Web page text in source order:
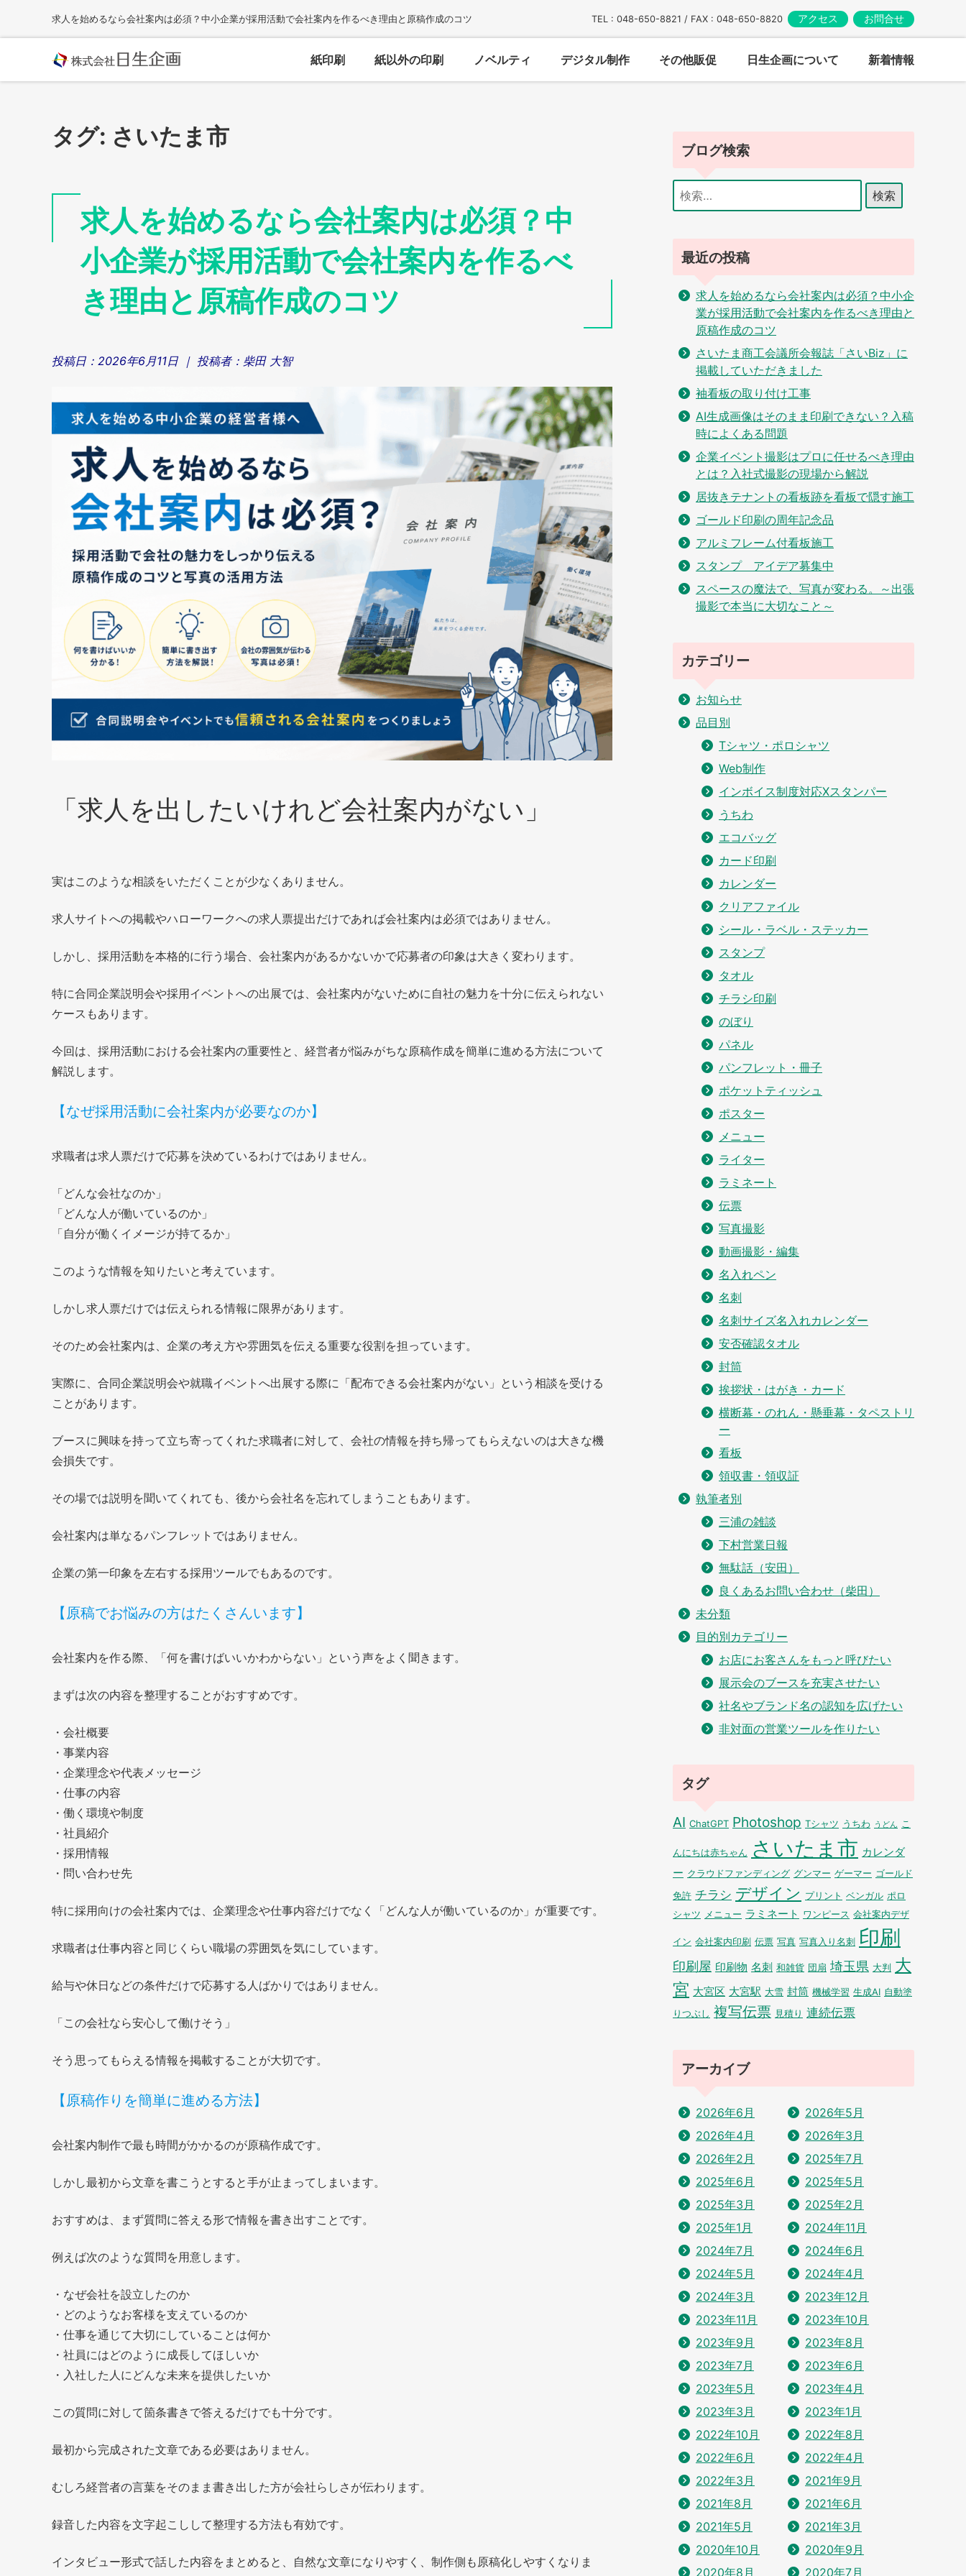
content
求人を始めるなら会社案内は必須？中小企業が採用活動で会社案内を作るべき理由と原稿作成のコツ TEL : 048-650-8821 / FAX : 048-650-8820 アクセス お問合せ
紙印刷 紙以外の印刷 ノベルティ デジタル制作 その他販促 日生企画について 新着情報
タグ: さいたま市
求人を始めるなら会社案内は必須？中
小企業が採用活動で会社案内を作るべ
き理由と原稿作成のコツ
投稿日： 2026年6月11日 ｜ 投稿者： 柴田 大智
「求人を出したいけれど会社案内がない」
実はこのような相談をいただくことが少なくありません。
求人サイトへの掲載やハローワークへの求人票提出だけであれば会社案内は必須ではありません。
しかし、採用活動を本格的に行う場合、会社案内があるかないかで応募者の印象は大きく変わります。
特に合同企業説明会や採用イベントへの出展では、会社案内がないために自社の魅力を十分に伝えられない
ケースもあります。
今回は、採用活動における会社案内の重要性と、経営者が悩みがちな原稿作成を簡単に進める方法について
解説します。
【なぜ採用活動に会社案内が必要なのか】
求職者は求人票だけで応募を決めているわけではありません。
「どんな会社なのか」
「どんな人が働いているのか」
「自分が働くイメージが持てるか」
このような情報を知りたいと考えています。
しかし求人票だけでは伝えられる情報に限界があります。
そのため会社案内は、企業の考え方や雰囲気を伝える重要な役割を担っています。
実際に、合同企業説明会や就職イベントへ出展する際に「配布できる会社案内がない」という相談を受ける
ことがあります。
ブースに興味を持って立ち寄ってくれた求職者に対して、会社の情報を持ち帰ってもらえないのは大きな機
会損失です。
その場では説明を聞いてくれても、後から会社名を忘れてしまうこともあります。
会社案内は単なるパンフレットではありません。
企業の第一印象を左右する採用ツールでもあるのです。
【原稿でお悩みの方はたくさんいます】
会社案内を作る際、「何を書けばいいかわからない」という声をよく聞きます。
まずは次の内容を整理することがおすすめです。
・会社概要
・事業内容
・企業理念や代表メッセージ
・仕事の内容
・働く環境や制度
・社員紹介
・採用情報
・問い合わせ先
特に採用向けの会社案内では、企業理念や仕事内容だけでなく「どんな人が働いているのか」が重要です。
求職者は仕事内容と同じくらい職場の雰囲気を気にしています。
給与や休日などの条件だけで応募する人ばかりではありません。
「この会社なら安心して働けそう」
そう思ってもらえる情報を掲載することが大切です。
【原稿作りを簡単に進める方法】
会社案内制作で最も時間がかかるのが原稿作成です。
しかし最初から文章を書こうとすると手が止まってしまいます。
おすすめは、まず質問に答える形で情報を書き出すことです。
例えば次のような質問を用意します。
・なぜ会社を設立したのか
・どのようなお客様を支えているのか
・仕事を通じて大切にしていることは何か
・社員にはどのように成長してほしいか
・入社した人にどんな未来を提供したいか
この質問に対して箇条書きで答えるだけでも十分です。
最初から完成された文章である必要はありません。
むしろ経営者の言葉をそのまま書き出した方が会社らしさが伝わります。
録音した内容を文字起こしして整理する方法も有効です。
インタビュー形式で話した内容をまとめると、自然な文章になりやすく、制作側も原稿化しやすくなりま
ブログ検索
検
索:
最近の投稿
求人を始めるなら会社案内は必須？中小企
業が採用活動で会社案内を作るべき理由と
原稿作成のコツ
さいたま商工会議所会報誌「さいBiz」に
掲載していただきました
袖看板の取り付け工事
AI生成画像はそのまま印刷できない？入稿
時によくある問題
企業イベント撮影はプロに任せるべき理由
とは？入社式撮影の現場から解説
居抜きテナントの看板跡を看板で隠す施工
ゴールド印刷の周年記念品
アルミフレーム付看板施工
スタンプ アイデア募集中
スペースの魔法で、写真が変わる。～出張
撮影で本当に大切なこと～
カテゴリー
お知らせ
品目別
Tシャツ・ポロシャツ
Web制作
インボイス制度対応Xスタンパー
うちわ
エコバッグ
カード印刷
カレンダー
クリアファイル
シール・ラベル・ステッカー
スタンプ
タオル
チラシ印刷
のぼり
パネル
パンフレット・冊子
ポケットティッシュ
ポスター
メニュー
ライター
ラミネート
伝票
写真撮影
動画撮影・編集
名入れペン
名刺
名刺サイズ名入れカレンダー
安否確認タオル
封筒
挨拶状・はがき・カード
横断幕・のれん・懸垂幕・タペストリ
ー
看板
領収書・領収証
執筆者別
三浦の雑談
下村営業日報
無駄話（安田）
良くあるお問い合わせ（柴田）
未分類
目的別カテゴリー
お店にお客さんをもっと呼びたい
展示会のブースを充実させたい
社名やブランド名の認知を広げたい
非対面の営業ツールを作りたい
タグ
AI ChatGPT Photoshop Tシャツ うちわ うどん こ
んにちは赤ちゃん さいたま市 カレンダ
ー クラウドファンディング グンマー ゲーマー ゴールド
免許 チラシ デザイン プリント ベンガル ポロ
シャツ メニュー ラミネート ワンピース 会社案内デザ
イン 会社案内印刷 伝票 写真 写真入り名刺 印刷
印刷屋 印刷物 名刺 和雑貨 団扇 埼玉県 大判 大
宮 大宮区 大宮駅 大雪 封筒 機械学習 生成AI 自動塗
りつぶし 複写伝票 見積り 連続伝票
アーカイブ
2026年6月
2026年5月
2026年4月
2026年3月
2026年2月
2025年7月
2025年6月
2025年5月
2025年3月
2025年2月
2025年1月
2024年11月
2024年7月
2024年6月
2024年5月
2024年4月
2024年3月
2023年12月
2023年11月
2023年10月
2023年9月
2023年8月
2023年7月
2023年6月
2023年5月
2023年4月
2023年3月
2023年1月
2022年10月
2022年8月
2022年6月
2022年4月
2022年3月
2021年9月
2021年8月
2021年6月
2021年5月
2021年3月
2020年10月
2020年9月
2020年8月
2020年7月